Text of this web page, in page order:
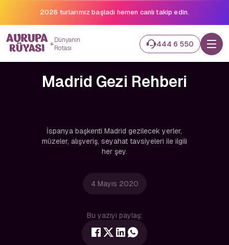
2026 turlarımız başladı hemen canlı takip edin.
Dünyanın
Rotası
444 6 550
Madrid Gezi Rehberi
İspanya başkenti Madrid gezilecek yerler,
müzeler, alışveriş, seyahat tavsiyeleri ile ilgili
her şey.
4 Mayıs 2020
Bu yazıyı paylaş: